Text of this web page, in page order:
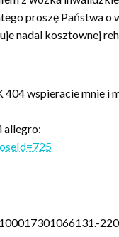
proszę Państwa o
nadal kosztownej
wspieracie mnie
allegro: